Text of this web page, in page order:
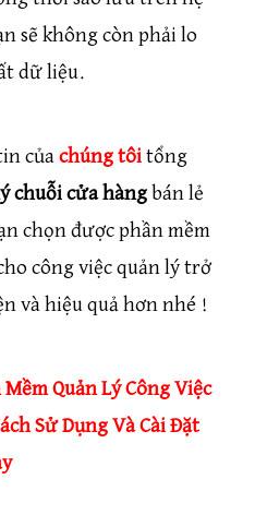
sẽ không còn phải lo
dữ liệu.
của chúng tôitổng
chuỗi cửa hàngbán lẻ
chọn được phần mềm
công việc quản lý trở
và hiệu quả hơn nhé !
Quản Lý Công Việc
Sử Dụng Và Cài Đặt